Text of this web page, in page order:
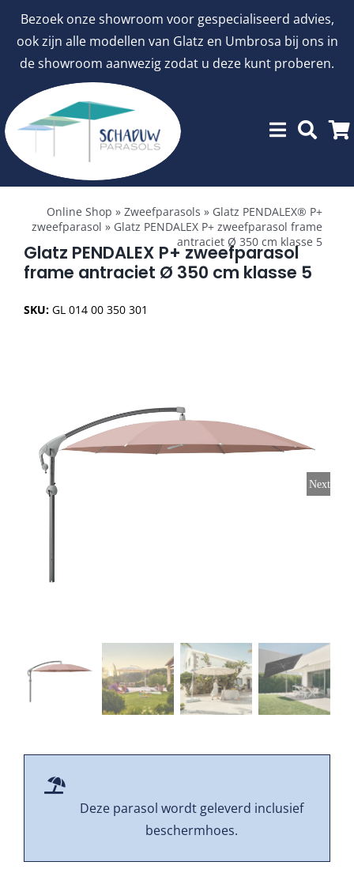
Bezoek onze showroom voor gespecialiseerd advies,
ook zijn alle modellen van Glatz en Umbrosa bij ons in
de showroom aanwezig zodat u deze kunt proberen.
inhoud
Toggle
Navigation
aanbiedingen
Muurparasols
Snel leverbaar
Balkonklemmen
Beschermhoezen
Online Shop » Zweefparasols » Glatz PENDALEX® P+
zweefparasol » Glatz PENDALEX P+ zweefparasol frame
antraciet Ø 350 cm klasse 5
Glatz PENDALEX P+ zweefparasol
frame antraciet Ø 350 cm klasse 5
SKU: GL 014 00 350 301
Next
Deze parasol wordt geleverd inclusief
beschermhoes.